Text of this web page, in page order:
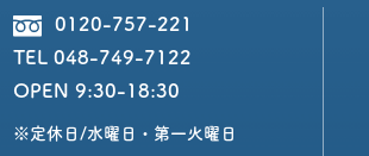
0120-757-221
TEL 048-749-7122
OPEN 9:30-18:30
※定休日/水曜日・第一火曜日